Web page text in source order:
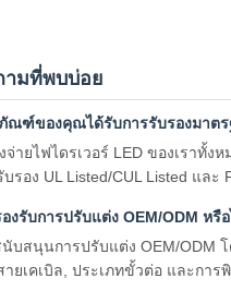
ามที่พบบ่อย
ณฑ์ของคุณได้รับการรับรองมาตร
จ่ายไฟไดรเวอร์ LED ของเราทั้
บรอง UL Listed/CUL Listed และ
งรับการปรับแต่ง OEM/ODM หรื
นับสนุนการปรับแต่ง OEM/ODM
ายเคเบิล, ประเภทขั้วต่อ และกา